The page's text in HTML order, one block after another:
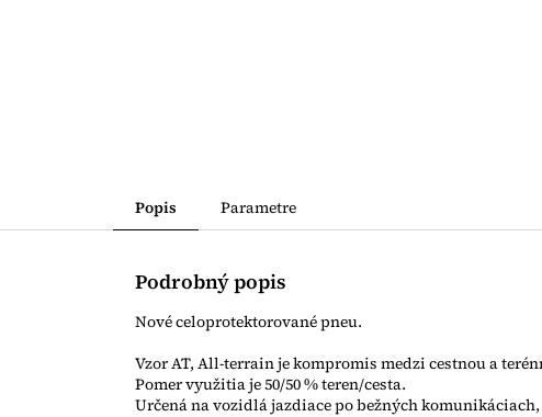
Popis Parametre
Podrobný popis
Nové celoprotektorované pneu.
Vzor AT, All-terrain je kompromis medzi cestnou a
Pomer využitia je 50/50 % teren/cesta.
Určená na vozidlá jazdiace po bežných